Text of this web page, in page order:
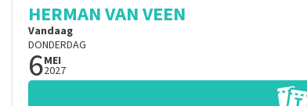
HERMAN VAN VEEN
Vandaag
DONDERDAG
6MEI
2027